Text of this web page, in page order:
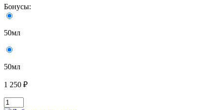
Бонусы:
50мл
50мл
1 250 ₽